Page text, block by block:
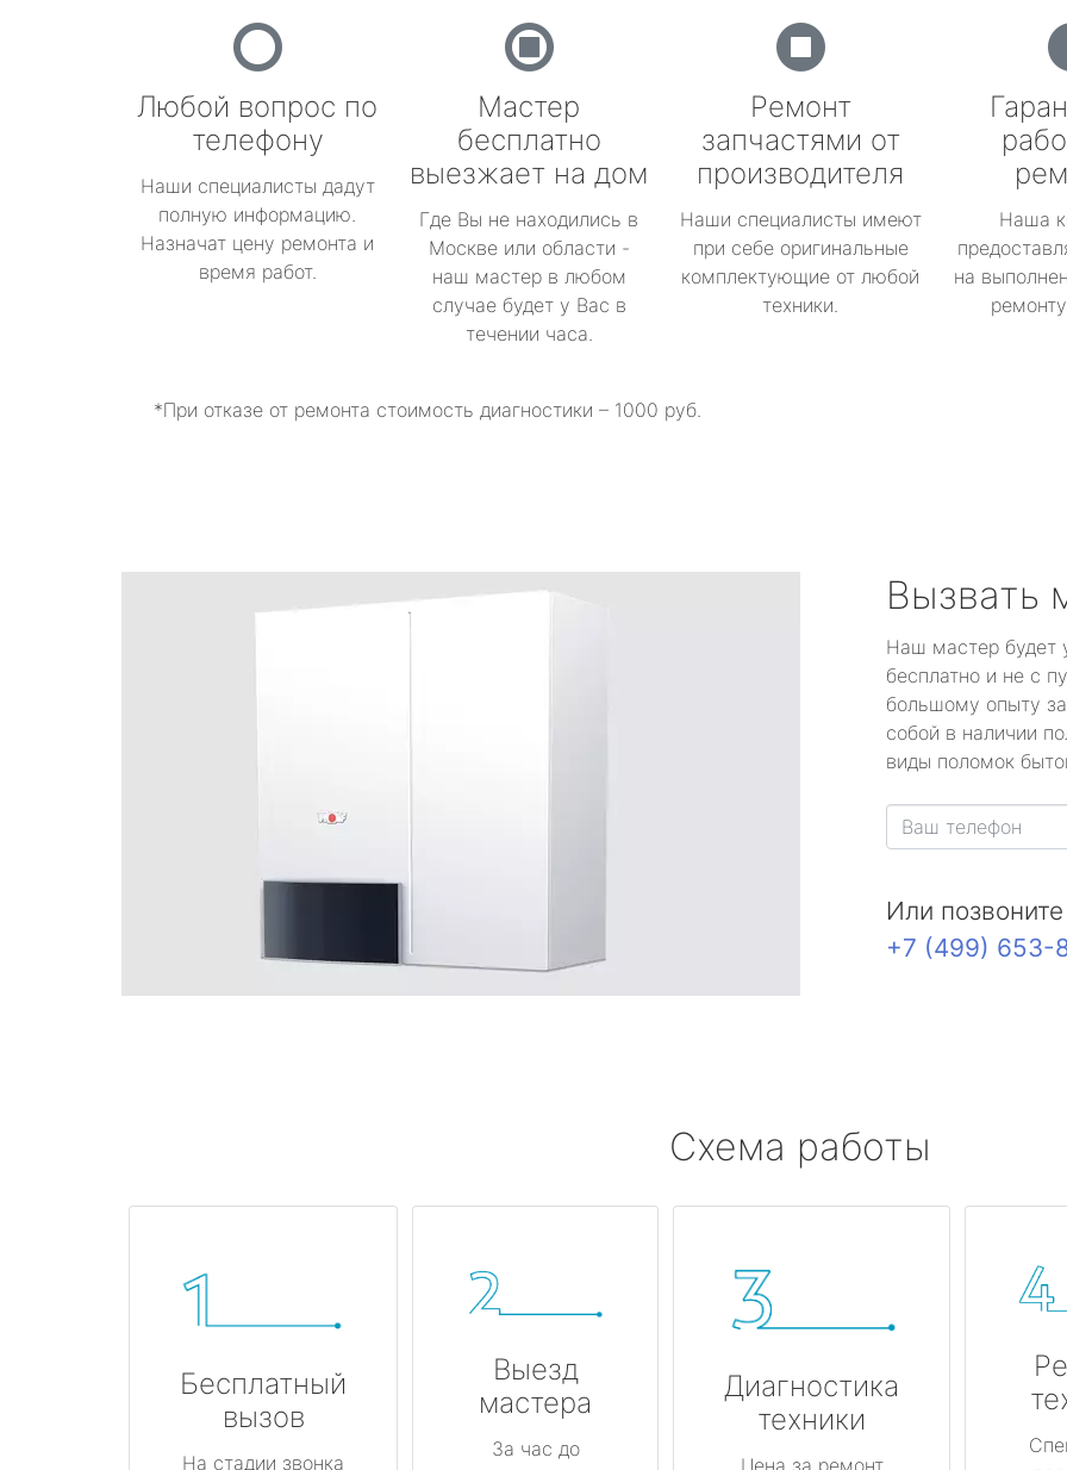
Любой вопрос по
телефону
Наши специалисты дадут
полную информацию.
Назначат цену ремонта и
время работ.
Мастер
бесплатно
выезжает на дом
Где Вы не находились в
Москве или области -
наш мастер в любом
случае будет у Вас в
течении часа.
Ремонт
запчастями от
производителя
Наши специалисты имеют
при себе оригинальные
комплектующие от любой
техники.
Наша
на
*При отказе от ремонта стоимость диагностики – 1000 руб.
Вызвать
Наш мастер будет
бесплатно и не с
большому опыту
собой в наличии
виды поломок
Или
+7 (499) 653-
Схема работы
Бесплатный
вызов
На стадии звонка
Выезд
мастера
За час до
Диагностика
техники